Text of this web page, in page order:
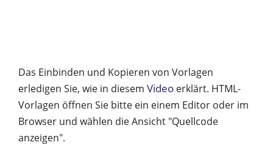
Das Einbinden und Kopieren von Vorlagen
erledigen Sie, wie in diesem Video erklärt. HTML-
Vorlagen öffnen Sie bitte ein einem Editor oder im
Browser und wählen die Ansicht "Quellcode
anzeigen".